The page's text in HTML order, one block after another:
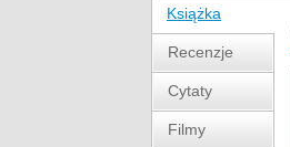
Książka
Recenzje
Cytaty
Filmy